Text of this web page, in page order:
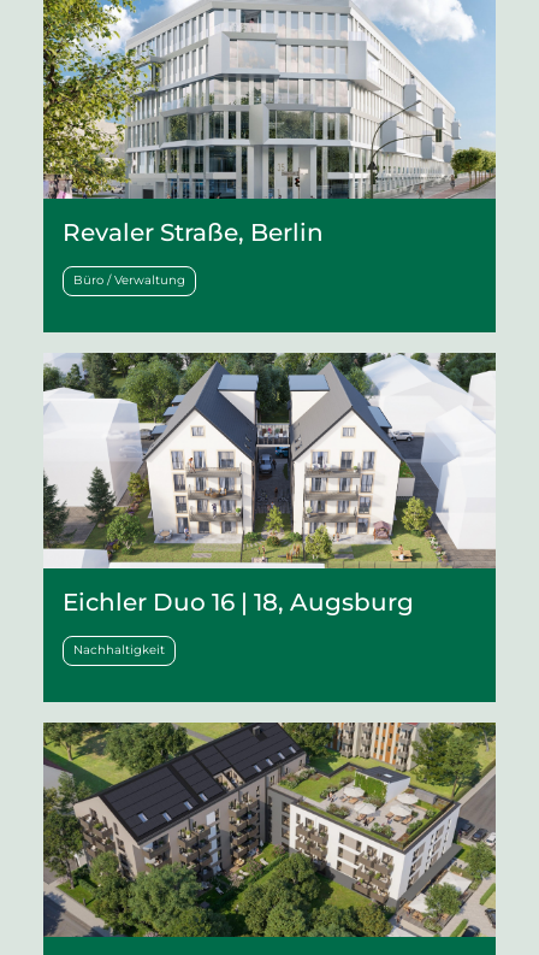
Revaler Straße, Berlin
Büro / Verwaltung
Eichler Duo 16 | 18, Augsburg
Nachhaltigkeit